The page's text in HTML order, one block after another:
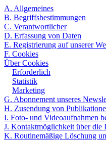
A. Allgemeines
B. Begriffsbestimmungen
C. Verantwortlicher
D. Erfassung von Daten
E. Registrierung auf unserer
F. Cookies
Über Cookies
Erforderlich
Statistik
Marketing
G. Abonnement unseres
H. Zusendung von
I. Foto- und Videoaufnahmen
J. Kontaktmöglichkeit über die
K. Routinemäßige Löschung